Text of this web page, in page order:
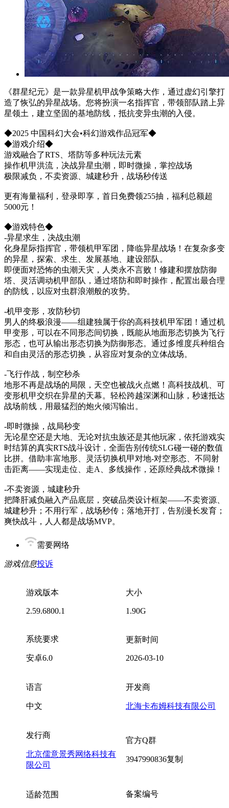
《群星纪元》是一款异星机甲战争策略大作，通过虚幻引擎打
造了恢弘的异星战场。您将扮演一名指挥官，带领部队踏上异
星领土，建立坚固的基地防线，抵抗变异虫潮的入侵。
◆2025 中国科幻大会•科幻游戏作品冠军◆
◆游戏介绍◆
游戏融合了RTS、塔防等多种玩法元素
操作机甲洪流，决战异星虫潮，即时微操，掌控战场
极限减负，不卖资源、城建秒升，战场秒传送
更有海量福利，登录即享，首日免费领255抽，福利总额超
5000元！
◆游戏特色◆
-异星求生，决战虫潮
化身星际指挥官，带领机甲军团，降临异星战场！在复杂多变
的异星，探索、求生、发展基地、建设部队。
即便面对恐怖的虫潮天灾，人类永不言败！修建和摆放防御
塔、灵活调动机甲部队，通过塔防和即时操作，配置出最合理
的防线，以应对虫群浪潮般的攻势。
-机甲变形，攻防秒切
男人的终极浪漫——组建独属于你的高科技机甲军团！通过机
甲变形，可以在不同形态间切换，既能从地面形态切换为飞行
形态，也可从输出形态切换为防御形态。通过多维度兵种组合
和自由灵活的形态切换，从容应对复杂的立体战场。
-飞行作战，制空秒杀
地形不再是战场的局限，天空也被战火点燃！高科技战机、可
变形机甲交织在异星的天幕。轻松跨越深渊和山脉，秒速抵达
战场前线，用最猛烈的炮火倾泻输出。
-即时微操，战局秒变
无论星空还是大地、无论对抗虫族还是其他玩家，依托游戏实
时结算的真实RTS战斗设计，全面告别传统SLG碰一碰的数值
比拼。借助丰富地形、灵活切换机甲对地-对空形态、不同射
击距离——实现走位、走A、多线操作，还原经典战术微操！
-不卖资源，城建秒升
把降肝减负融入产品底层，突破品类设计框架——不卖资源、
城建秒升；不用行军，战场秒传；落地开打，告别漫长发育；
爽快战斗，人人都是战场MVP。
需要网络
游戏信息投诉
游戏版本
2.59.6800.1
大小
1.90G
系统要求
安卓6.0
更新时间
2026-03-10
语言
中文
开发商
北海卡布姆科技有限公司
发行商
北京儒意景秀网络科技有
限公司
官方Q群
3947990836复制
适龄范围 备案编号